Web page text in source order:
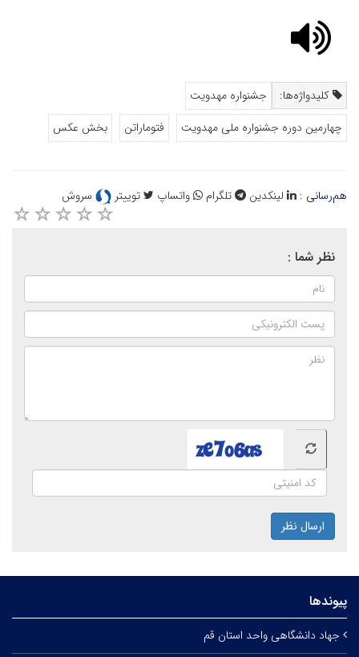
کلیدواژه‌ها:
جشنواره مهدویت
چهارمین دوره جشنواره ملی مهدویت
فتوماراتن بخش عکس
هم‌رسانی : لینکدین تلگرام واتساپ توییتر سروش
نظر شما :
ارسال نظر
پیوندها
جهاد دانشگاهی واحد استان قم